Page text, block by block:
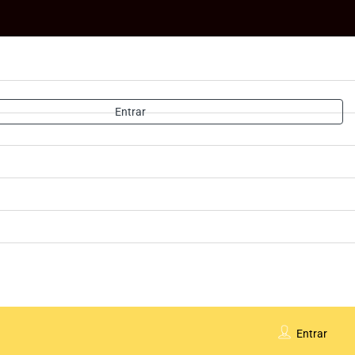
Entrar
Entrar